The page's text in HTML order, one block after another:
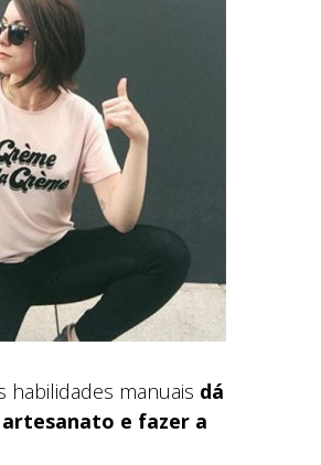
habilidades manuais dá
e fazer a